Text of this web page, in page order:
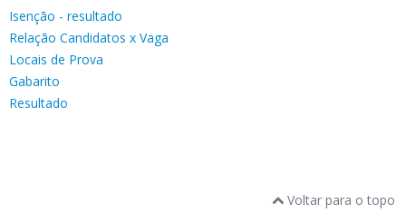
Isenção - resultado
Relação Candidatos x Vaga
Locais de Prova
Gabarito
Resultado
Voltar para o topo